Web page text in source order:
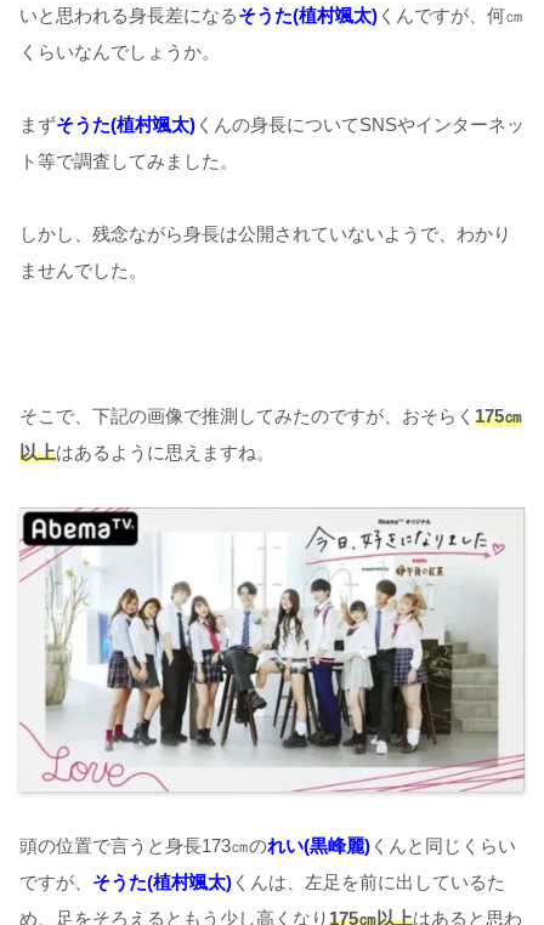
いと思われる身長差になるそうた(植村颯太) くんですが、何㎝
くらいなんでしょうか。
まずそうた(植村颯太) くんの身長についてSNSやインターネッ
ト等で調査してみました。
しかし、残念ながら身長は公開されていないようで、わかり
ませんでした。
そこで、下記の画像で推測してみたのですが、おそらく 175㎝
以上はあるように思えますね。
頭の位置で言うと身長173㎝のれい(黒峰麗) くんと同じくらい
ですが、 そうた(植村颯太) くんは、左足を前に出しているた
め、足をそろえるともう少し高くなり175㎝以上はあると思わ